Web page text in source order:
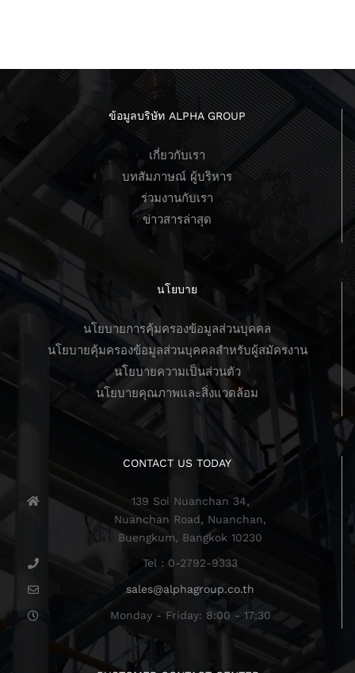
ข้อมูลบริษัท ALPHA GROUP
เกี่ยวกับเรา
บทสัมภาษณ์ ผู้บริหาร
ร่วมงานกับเรา
ข่าวสารล่าสุด
นโยบาย
นโยบายการคุ้มครองข้อมูลส่วนบุคคล
นโยบายคุ้มครองข้อมูลส่วนบุคคลสำหรับผู้สมัครงาน
นโยบายความเป็นส่วนตัว
นโยบายคุณภาพและสิ่งแวดล้อม
CONTACT US TODAY
139 Soi Nuanchan 34,
Nuanchan Road, Nuanchan,
Buengkum, Bangkok 10230
Tel : 0-2792-9333
sales@alphagroup.co.th
Monday - Friday: 8:00 - 17:30